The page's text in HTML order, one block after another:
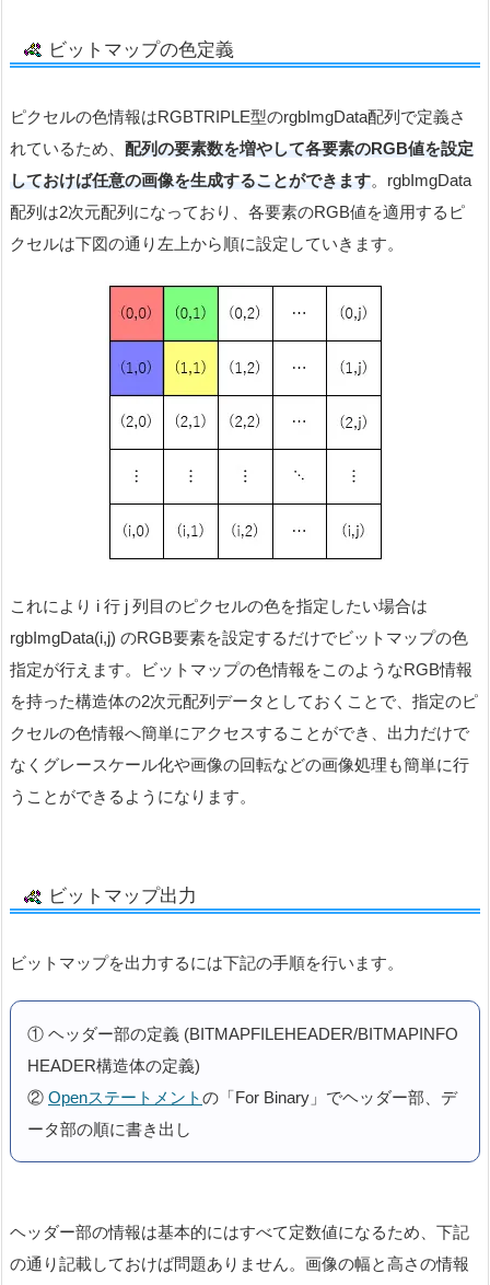
ビットマップの色定義
ピクセルの色情報はRGBTRIPLE型のrgbImgData配列で定義さ
れているため、 配列の要素数を増やして各要素のRGB値を設定
しておけば任意の画像を生成することができます。rgbImgData
配列は2次元配列になっており、各要素のRGB値を適用するピ
クセルは下図の通り左上から順に設定していきます。
これにより i 行 j 列目のピクセルの色を指定したい場合は
rgbImgData(i,j) のRGB要素を設定するだけでビットマップの色
指定が行えます。ビットマップの色情報をこのようなRGB情報
を持った構造体の2次元配列データとしておくことで、指定のピ
クセルの色情報へ簡単にアクセスすることができ、出力だけで
なくグレースケール化や画像の回転などの画像処理も簡単に行
うことができるようになります。
ビットマップ出力
ビットマップを出力するには下記の手順を行います。
① ヘッダー部の定義 (BITMAPFILEHEADER/BITMAPINFO
HEADER構造体の定義)
② Openステートメントの「For Binary」でヘッダー部、デ
ータ部の順に書き出し
ヘッダー部の情報は基本的にはすべて定数値になるため、下記
の通り記載しておけば問題ありません。画像の幅と高さの情報